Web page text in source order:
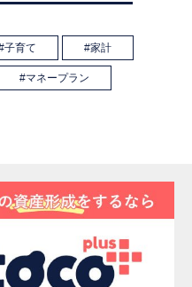
子育て 家計
マネープラン